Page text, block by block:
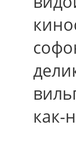
как-